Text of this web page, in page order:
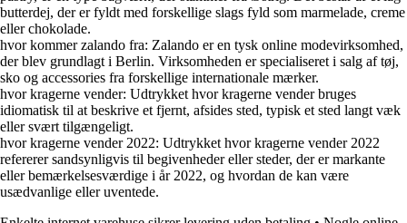
butterdej, der er fyldt med forskellige slags fyld som marmelade, creme
eller chokolade.
hvor kommer zalando fra: Zalando er en tysk online modevirksomhed,
der blev grundlagt i Berlin. Virksomheden er specialiseret i salg af tøj,
sko og accessories fra forskellige internationale mærker.
hvor kragerne vender: Udtrykket hvor kragerne vender bruges
idiomatisk til at beskrive et fjernt, afsides sted, typisk et sted langt væk
eller svært tilgængeligt.
hvor kragerne vender 2022: Udtrykket hvor kragerne vender 2022
refererer sandsynligvis til begivenheder eller steder, der er markante
eller bemærkelsesværdige i år 2022, og hvordan de kan være
usædvanlige eller uventede.